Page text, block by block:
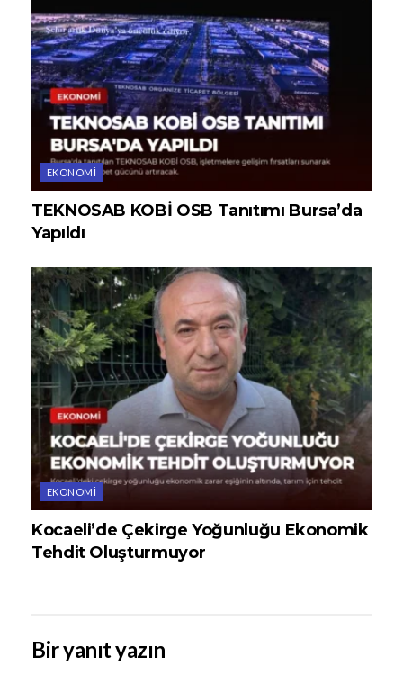
EKONOMI
TEKNOSAB KOBİ OSB Tanıtımı Bursa’da
Yapıldı
EKONOMI
Kocaeli’de Çekirge Yoğunluğu Ekonomik
Tehdit Oluşturmuyor
Bir yanıt yazın